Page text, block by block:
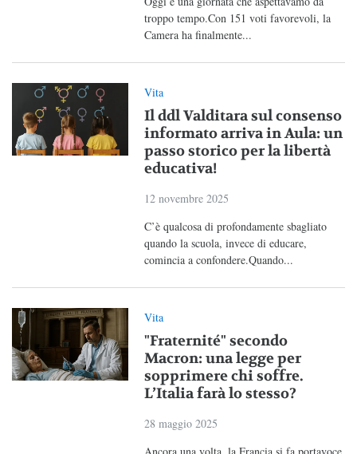
troppo tempo.Con 151 voti favorevoli, la
Camera ha finalmente...
Vita
Il ddl Valditara sul consenso
informato arriva in Aula: un
passo storico per la libertà
educativa!
12 novembre 2025
C’è qualcosa di profondamente sbagliato
quando la scuola, invece di educare,
comincia a confondere.Quando...
Vita
"Fraternité" secondo
Macron: una legge per
sopprimere chi soffre.
L’Italia farà lo stesso?
28 maggio 2025